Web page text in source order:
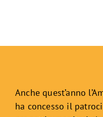
Anche quest’anno
ha concesso il